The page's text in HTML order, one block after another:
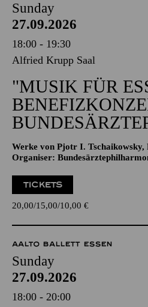
Sunday
27.09.2026
18:00 - 19:30
Alfried Krupp Saal
"MUSIK FÜR
Werke von Pjotr I. Tschaikowsky,
Organiser:
TICKETS
20,00 15,00 10,00 €
AALTO BALLETT ESSEN
Sunday
27.09.2026
18:00 - 20:00